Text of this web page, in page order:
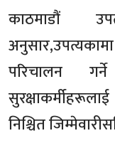
काठमाडौं
परिचालन
निश्चित